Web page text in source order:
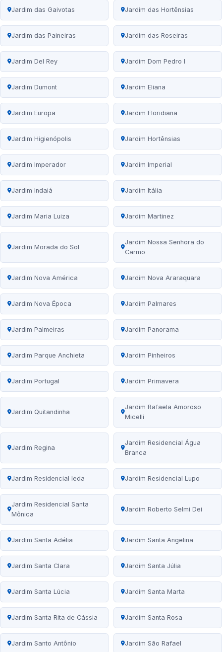
Jardim das Gaivotas Jardim das Hortênsias
Jardim das Paineiras Jardim das Roseiras
Jardim Del Rey Jardim Dom Pedro I
Jardim Dumont Jardim Eliana
Jardim Europa Jardim Floridiana
Jardim Higienópolis Jardim Hortênsias
Jardim Imperador Jardim Imperial
Jardim Indaiá Jardim Itália
Jardim Maria Luiza Jardim Martinez
Jardim Morada do Sol
Jardim Nossa Senhora do
Carmo
Jardim Nova América Jardim Nova Araraquara
Jardim Nova Época Jardim Palmares
Jardim Palmeiras Jardim Panorama
Jardim Parque Anchieta Jardim Pinheiros
Jardim Portugal Jardim Primavera
Jardim Quitandinha
Jardim Rafaela Amoroso
Micelli
Jardim Regina
Jardim Residencial Água
Branca
Jardim Residencial Ieda Jardim Residencial Lupo
Jardim Residencial Santa
Mônica
Jardim Roberto Selmi Dei
Jardim Santa Adélia Jardim Santa Angelina
Jardim Santa Clara Jardim Santa Júlia
Jardim Santa Lúcia Jardim Santa Marta
Jardim Santa Rita de Cássia Jardim Santa Rosa
Jardim Santo Antônio Jardim São Rafael